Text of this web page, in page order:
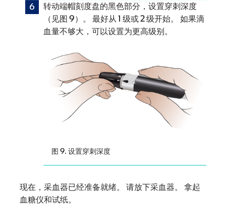
转动端帽刻度盘的黑色部分，设置穿刺深度
（见图 9）。 最好从 1 级或 2 级开始。 如果滴
血量不够大，可以设置为更高级别。
图 9. 设置穿刺深度
现在，采血器已经准备就绪。 请放下采血器。 拿起
血糖仪和试纸。